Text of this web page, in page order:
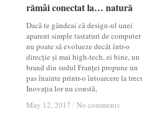
rămâi conectat la… natură
Dacă te gândeai că design-ul unei
aparent simple tastaturi de computer
nu poate să evolueze decât într-o
direcție și mai high-tech, ei bine, un
brand din sudul Franței propune un
pas înainte printr-o întoarcere la
Inovația lor nu constă,
May 12, 2017 / No comments
rămâi conectat la… natură
May 12, 2017 / No comments